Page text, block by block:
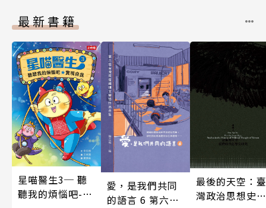
最新書籍
星喵醫生3─ 聽
聽我的煩惱吧-實
愛，是我們共同
的語言 6 第六屆
最後的天空：臺
灣政治思想史研